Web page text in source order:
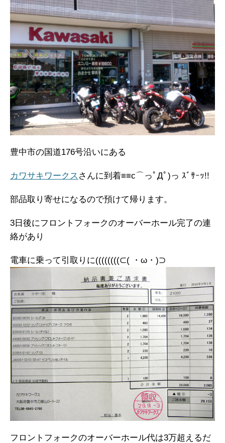
豊中市の国道176号沿いにある
カワサキワークス さんに到着≡≡c⌒っﾟДﾟ)っ ｽﾞｻｰｯ!!
部品取り寄せになるので預けて帰ります。
3日後にフロントフォークのオーバーホール完了の連
絡があり
電車に乗って引取りに((((((((⊂( ・ω・)⊃
フロントフォークのオーバーホール代は3万超えるだ